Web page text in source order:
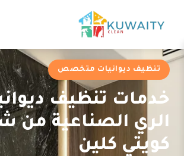
تنظيف ديوانيات متخصص
خدمات تنظيف
الري الصناعية من
كويتي كلين